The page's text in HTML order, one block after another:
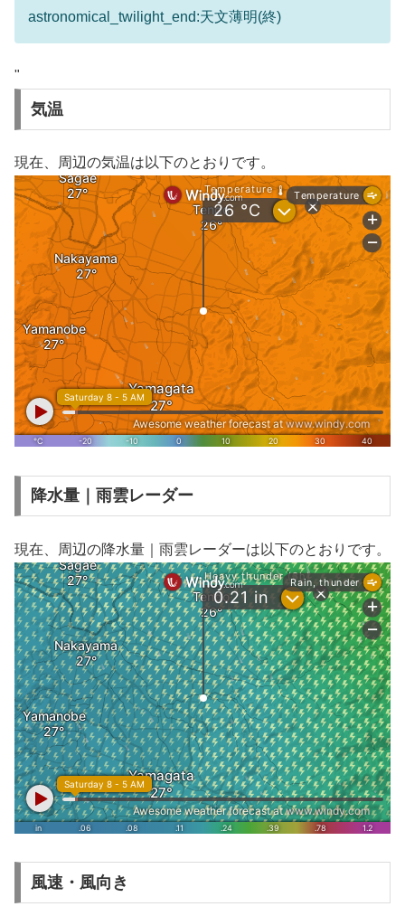
astronomical_twilight_end:天文薄明(終)
"
気温
現在、周辺の気温は以下のとおりです。
降水量｜雨雲レーダー
現在、周辺の降水量｜雨雲レーダーは以下のとおりです。
風速・風向き